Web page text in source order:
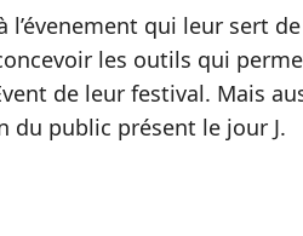
l’évenement qui leur sert
les outils qui
de leur festival. Mais
public présent le jour J.